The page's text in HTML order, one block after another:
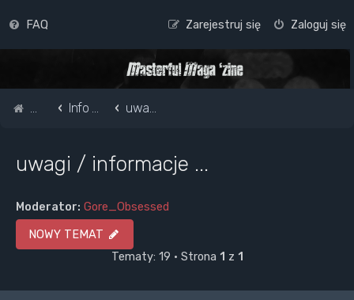
FAQ Zaloguj się
Zarejestruj się
Strona główna
Info o masterful i forum uwagi / informacje ...
uwagi / informacje ...
Moderator: Gore_Obsessed
NOWY TEMAT
Tematy: 19 • Strona 1 z 1